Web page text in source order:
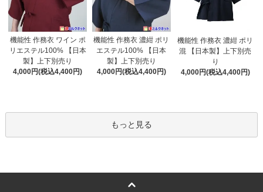
機能性 作務衣 ワイン ポ
リエステル100% 【日本
製】上下別売り
4,000円(税込4,400円)
機能性 作務衣 濃紺 ポリ
エステル100% 【日本
製】上下別売り
4,000円(税込4,400円)
機能性 作務衣 濃紺 ポリ
混 【日本製】上下別売
り
4,000円(税込4,400円)
もっと見る